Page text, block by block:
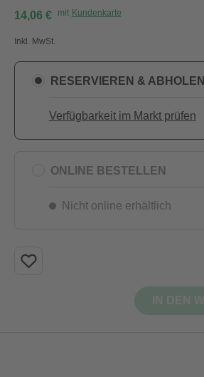
14,06 € mit Kundenkarte
Inkl. MwSt.
RESERVIEREN & ABHOLEN
Verfügbarkeit im Markt prüfen
ONLINE BESTELLEN
Nicht online erhältlich